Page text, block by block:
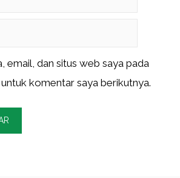
email, dan situs web saya pada
komentar saya berikutnya.